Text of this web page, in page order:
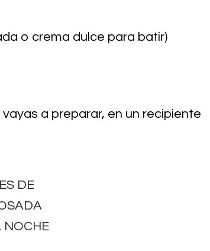
o crema dulce para batir)
a preparar, en un recipiente